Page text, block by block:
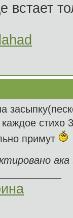
встает
стихо
примут
ака